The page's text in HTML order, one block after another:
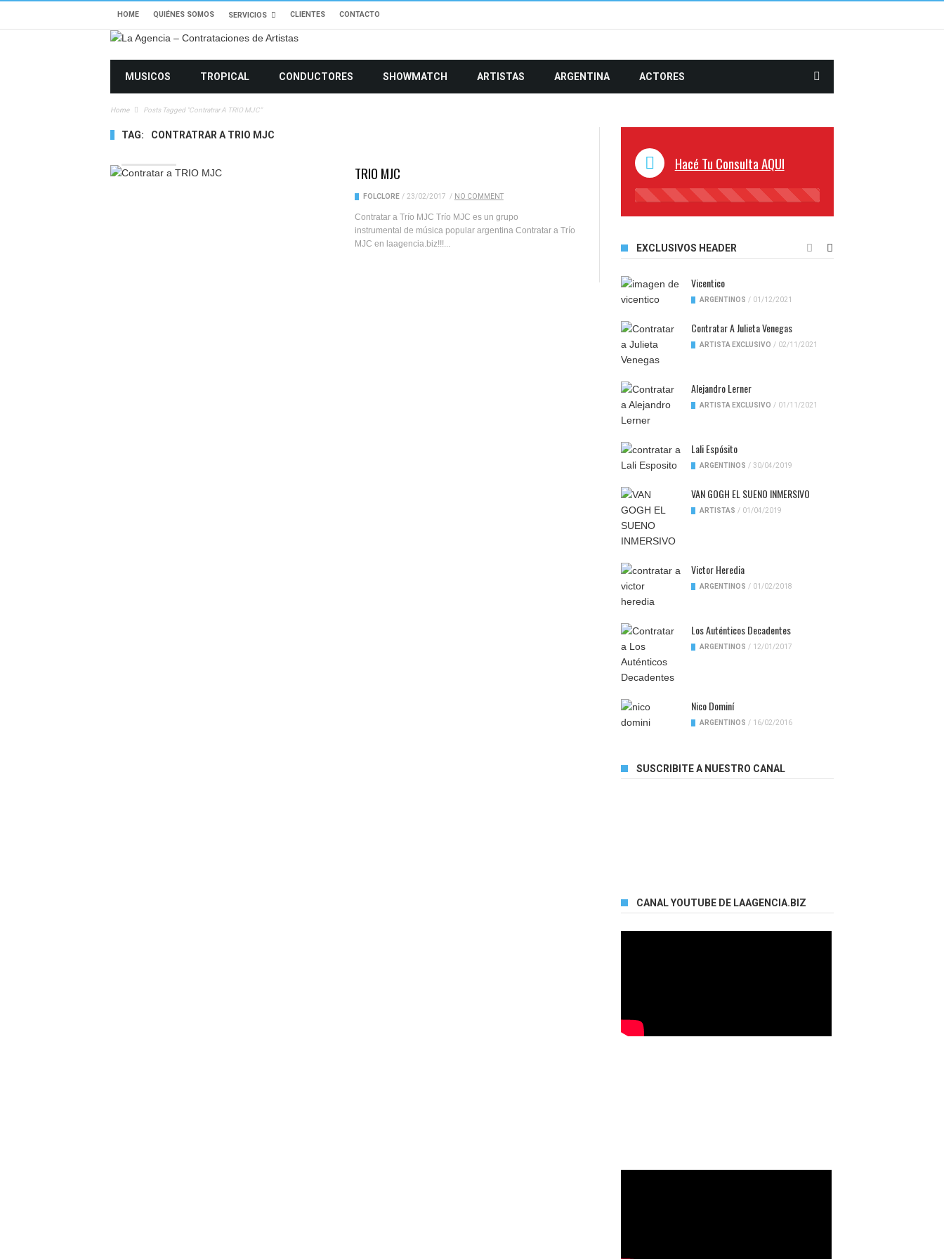
HOME QUIÉNES SOMOS SERVICIOS CLIENTES CONTACTO
MUSICOS TROPICAL CONDUCTORES SHOWMATCH ARTISTAS ARGENTINA ACTORES
Home Posts Tagged "Contratrar A TRIO MJC"
TAG: CONTRATRAR A TRIO MJC
TRIO MJC
FOLCLORE / 23/02/2017 / NO COMMENT
Contratar a Trío MJC Trío MJC es un grupo
instrumental de música popular argentina Contratar a Trío
MJC en laagencia.biz!!!...
Hacé Tu Consulta AQUI
45%
EXCLUSIVOS HEADER
Vicentico
ARGENTINOS / 01/12/2021
Contratar A Julieta Venegas
ARTISTA EXCLUSIVO / 02/11/2021
Alejandro Lerner
ARTISTA EXCLUSIVO / 01/11/2021
Lali Espósito
ARGENTINOS / 30/04/2019
VAN GOGH EL SUENO INMERSIVO
ARTISTAS / 01/04/2019
Victor Heredia
ARGENTINOS / 01/02/2018
Los Auténticos Decadentes
ARGENTINOS / 12/01/2017
Nico Dominí
ARGENTINOS / 16/02/2016
SUSCRIBITE A NUESTRO CANAL
CANAL YOUTUBE DE LAAGENCIA.BIZ